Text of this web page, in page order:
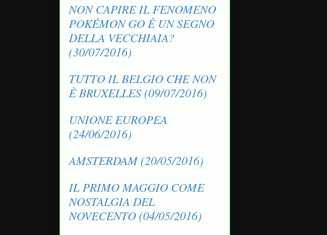
NON CAPIRE IL FENOMENO
POKÉMON GO È UN SEGNO
DELLA VECCHIAIA?
(30/07/2016)
TUTTO IL BELGIO CHE NON
È BRUXELLES (09/07/2016)
UNIONE EUROPEA
(24/06/2016)
AMSTERDAM (20/05/2016)
IL PRIMO MAGGIO COME
NOSTALGIA DEL
NOVECENTO (04/05/2016)